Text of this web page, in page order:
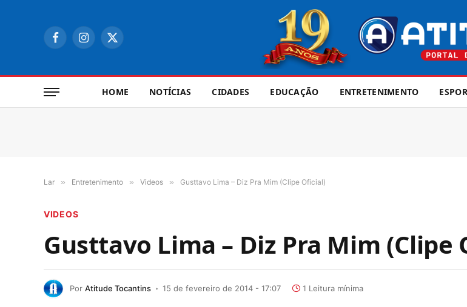
FacebookInstagram
X
HOME NOTÍCIAS CIDADES EDUCAÇÃO ENTRETENIMENTO
Lar » Entretenimento » Videos » Gusttavo Lima – Diz Pra Mim (Clipe Oficial)
VIDEOS
Gusttavo Lima – Diz Pra Mim (Clipe
Por Atitude Tocantins 15 de fevereiro de 2014 - 17:07 1 Leitura mínima